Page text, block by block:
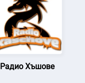
Радио Хъшове